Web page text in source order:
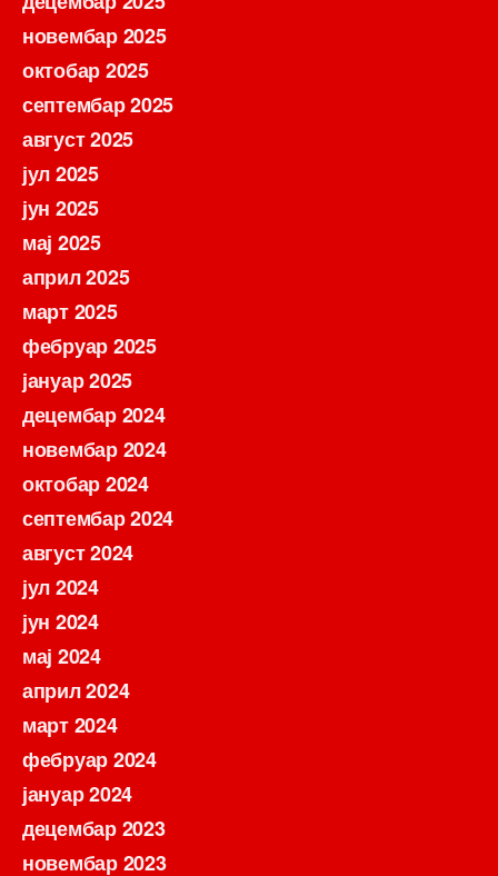
новембар 2025
октобар 2025
септембар 2025
август 2025
јул 2025
јун 2025
мај 2025
април 2025
март 2025
фебруар 2025
јануар 2025
децембар 2024
новембар 2024
октобар 2024
септембар 2024
август 2024
јул 2024
јун 2024
мај 2024
април 2024
март 2024
фебруар 2024
јануар 2024
децембар 2023
новембар 2023